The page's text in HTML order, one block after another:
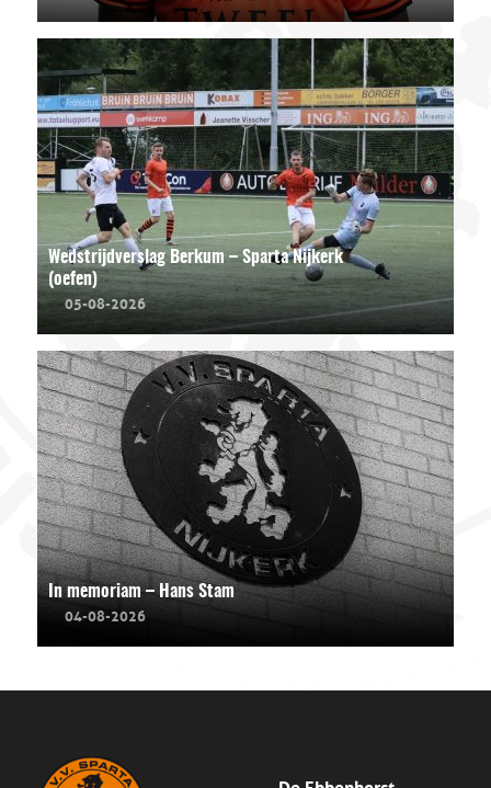
Wedstrijdverslag Berkum – Sparta Nijkerk
(oefen)
05-08-2026
In memoriam – Hans Stam
04-08-2026